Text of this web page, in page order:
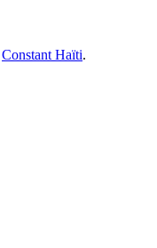
Constant Haïti.